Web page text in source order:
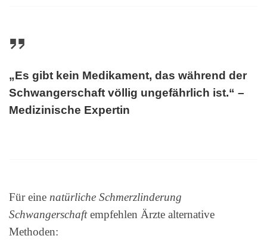
„Es gibt kein Medikament, das während der
Schwangerschaft völlig ungefährlich ist.“ –
Medizinische Expertin
Für eine natürliche Schmerzlinderung
Schwangerschaftempfehlen Ärzte alternative
Methoden: